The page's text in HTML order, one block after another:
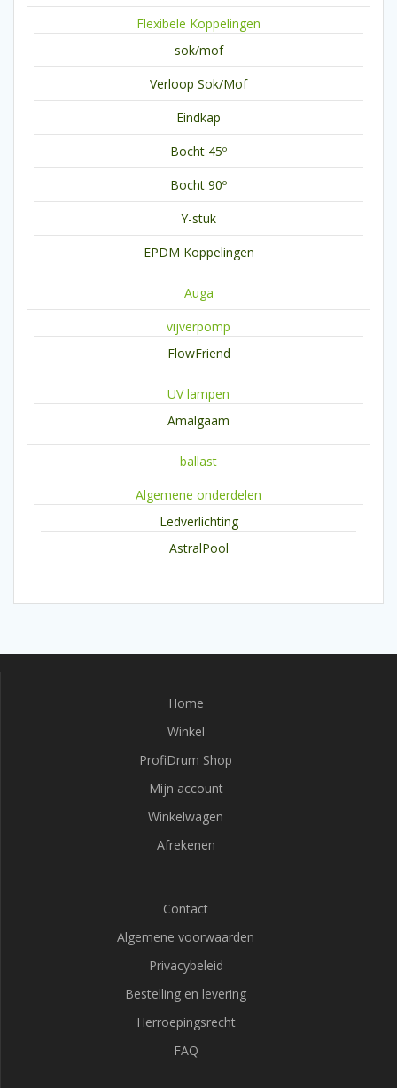
Flexibele Koppelingen
sok/mof
Verloop Sok/Mof
Eindkap
Bocht 45º
Bocht 90º
Y-stuk
EPDM Koppelingen
Auga
vijverpomp
FlowFriend
UV lampen
Amalgaam
ballast
Algemene onderdelen
Ledverlichting
AstralPool
Home
Winkel
ProfiDrum Shop
Mijn account
Winkelwagen
Afrekenen
Contact
Algemene voorwaarden
Privacybeleid
Bestelling en levering
Herroepingsrecht
FAQ